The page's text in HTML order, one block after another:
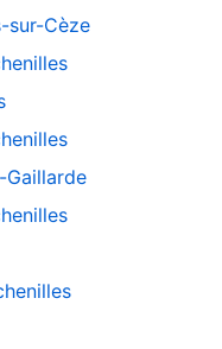
sur-Cèze
Gaillarde